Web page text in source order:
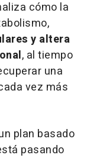
cómo la
y altera
, al tiempo
una
vez más
plan basado
pasando